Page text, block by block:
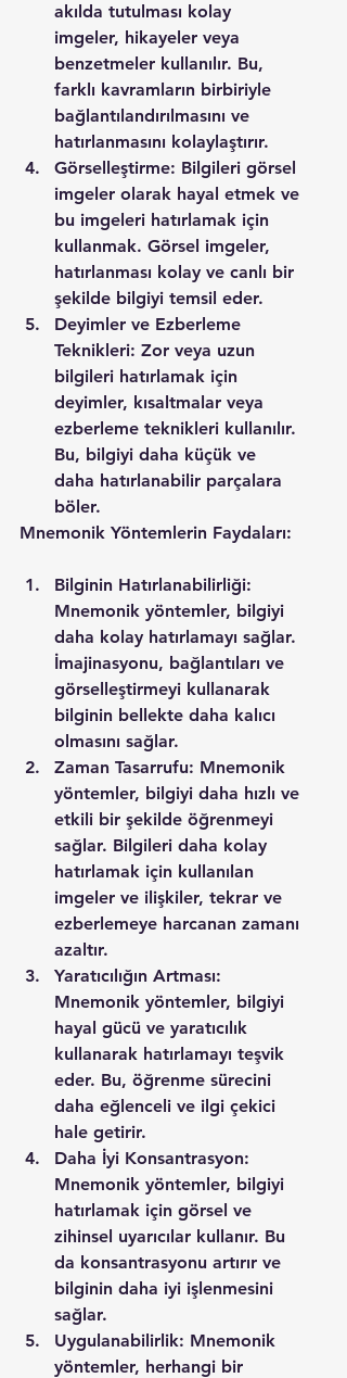
akılda tutulması kolay
imgeler, hikayeler veya
benzetmeler kullanılır. Bu,
farklı kavramların birbiriyle
bağlantılandırılmasını ve
hatırlanmasını kolaylaştırır.
Görselleştirme: Bilgileri görsel
imgeler olarak hayal etmek ve
bu imgeleri hatırlamak için
kullanmak. Görsel imgeler,
hatırlanması kolay ve canlı bir
şekilde bilgiyi temsil eder.
Deyimler ve Ezberleme
Teknikleri: Zor veya uzun
bilgileri hatırlamak için
deyimler, kısaltmalar veya
ezberleme teknikleri kullanılır.
Bu, bilgiyi daha küçük ve
daha hatırlanabilir parçalara
böler.
Mnemonik Yöntemlerin Faydaları:
Bilginin Hatırlanabilirliği:
Mnemonik yöntemler, bilgiyi
daha kolay hatırlamayı sağlar.
İmajinasyonu, bağlantıları ve
görselleştirmeyi kullanarak
bilginin bellekte daha kalıcı
olmasını sağlar.
Zaman Tasarrufu: Mnemonik
yöntemler, bilgiyi daha hızlı ve
etkili bir şekilde öğrenmeyi
sağlar. Bilgileri daha kolay
hatırlamak için kullanılan
imgeler ve ilişkiler, tekrar ve
ezberlemeye harcanan zamanı
azaltır.
Yaratıcılığın Artması:
Mnemonik yöntemler, bilgiyi
hayal gücü ve yaratıcılık
kullanarak hatırlamayı teşvik
eder. Bu, öğrenme sürecini
daha eğlenceli ve ilgi çekici
hale getirir.
Daha İyi Konsantrasyon:
Mnemonik yöntemler, bilgiyi
hatırlamak için görsel ve
zihinsel uyarıcılar kullanır. Bu
da konsantrasyonu artırır ve
bilginin daha iyi işlenmesini
sağlar.
Uygulanabilirlik: Mnemonik
yöntemler, herhangi bir